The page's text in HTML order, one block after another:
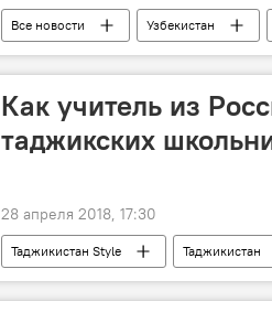
Все новости Узбекистан
Центральная Азия
Как учитель из
таджикских
28 апреля 2018, 17:30
Таджикистан Style Таджикистан
школа
Россия Ташкент